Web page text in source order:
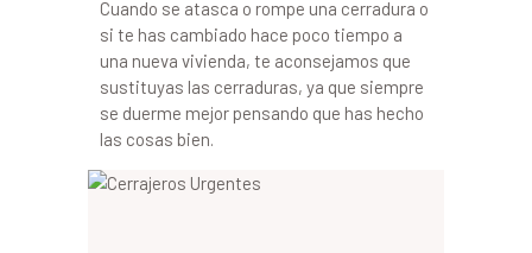
Cuando se atasca o rompe una cerradura o
si te has cambiado hace poco tiempo a
una nueva vivienda, te aconsejamos que
sustituyas las cerraduras, ya que siempre
se duerme mejor pensando que has hecho
las cosas bien.